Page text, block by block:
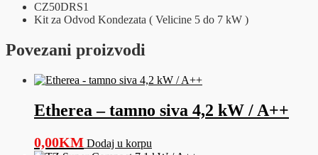
količina
CZ50DRS1
Kit za Odvod Kondezata ( Velicine 5 do 7 kW )
Povezani proizvodi
Etherea – tamno siva 4,2 kW / A++
0,00KM Dodaj u korpu